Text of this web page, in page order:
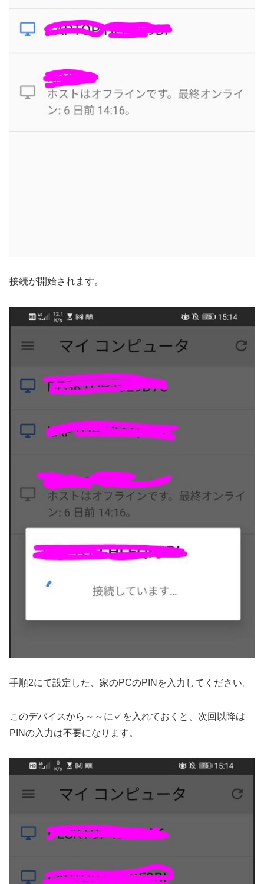
接続が開始されます。
手順2にて設定した、家のPCのPINを入力してください。
このデバイスから～～に✓を入れておくと、次回以降は
PINの入力は不要になります。